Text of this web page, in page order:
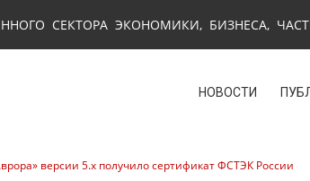
СЕКТОРА ЭКОНОМИКИ, БИЗНЕСА,
НОВОСТИ
версии 5.х получило сертификат ФСТЭК России